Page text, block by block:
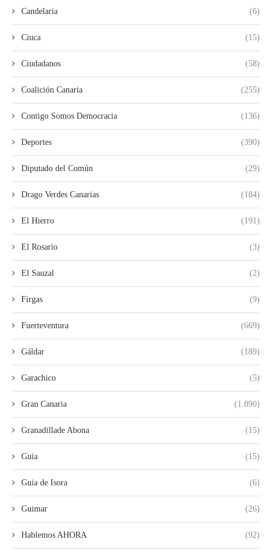
Candelaria (6)
Ciuca (15)
Ciudadanos (58)
Coalición Canaria (255)
Contigo Somos Democracia (136)
Deportes (390)
Diputado del Común (29)
Drago Verdes Canarias (184)
El Hierro (191)
El Rosario (3)
El Sauzal (2)
Firgas (9)
Fuerteventura (669)
Gáldar (189)
Garachico (5)
Gran Canaria (1.890)
Granadillade Abona (15)
Guia (15)
Guia de Isora (6)
Guimar (26)
Hablemos AHORA (92)